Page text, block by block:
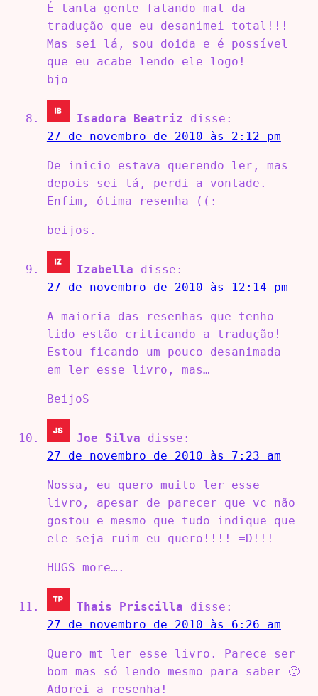
É tanta gente falando mal da
tradução que eu desanimei total!!!
Mas sei lá, sou doida e é possível
que eu acabe lendo ele logo!
bjo
Isadora Beatriz
disse:
27 de novembro de 2010 às 2:12 pm
De inicio estava querendo ler, mas
depois sei lá, perdi a vontade.
Enfim, ótima resenha ((:
beijos.
Izabella
disse:
27 de novembro de 2010 às 12:14 pm
A maioria das resenhas que tenho
lido estão criticando a tradução!
Estou ficando um pouco desanimada
em ler esse livro, mas…
BeijoS
Joe Silva
disse:
27 de novembro de 2010 às 7:23 am
Nossa, eu quero muito ler esse
livro, apesar de parecer que vc não
gostou e mesmo que tudo indique que
ele seja ruim eu quero!!!! =D!!!
HUGS more….
Thais Priscilla
disse:
27 de novembro de 2010 às 6:26 am
Quero mt ler esse livro. Parece ser
bom mas só lendo mesmo para saber 🙂
Adorei a resenha!